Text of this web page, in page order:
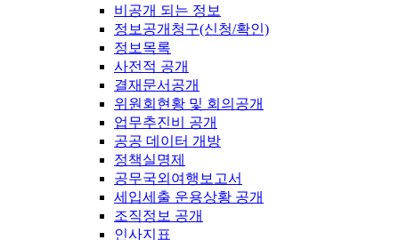
비공개 되는 정보
정보공개청구(신청/확인)
정보목록
사전적 공개
결재문서공개
위원회현황 및 회의공개
업무추진비 공개
공공 데이터 개방
정책실명제
공무국외여행보고서
세입세출 운용상황 공개
조직정보 공개
인사지표